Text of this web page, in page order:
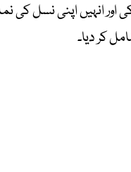
انہیں اپنی نسل کی
کر دیا۔